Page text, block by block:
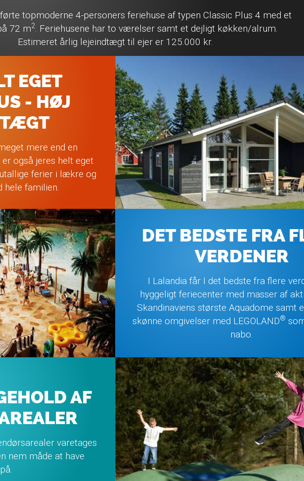
topmoderne 4-personers feriehuse af typen Classic Plus 4 med et
72 m2. Feriehusene har to værelser samt et dejligt køkken/alrum.
Estimeret årlig lejeindtægt til ejer er 125.000 kr.
EGET
- HØJ
mere end en
også jeres helt eget
ferier i lækre og
hele familien.
DET BEDSTE FRA
VERDENER
I Lalandia får I det bedste fra flere
hyggeligt feriecenter med masser af
Skandinaviens største Aquadome samt
skønne omgivelser med LEGOLAND®
nabo.
AF
varetages
nem måde at have